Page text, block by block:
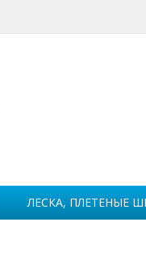
ЛЕСКА, ПЛЕТЕНЫЕ